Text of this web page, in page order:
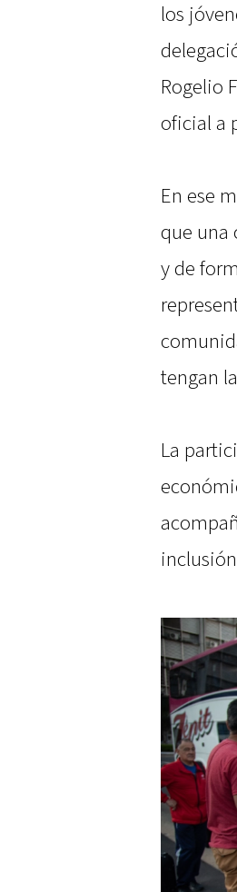
los
Rogelio
oficial a
En ese
que una
y de
tengan
La